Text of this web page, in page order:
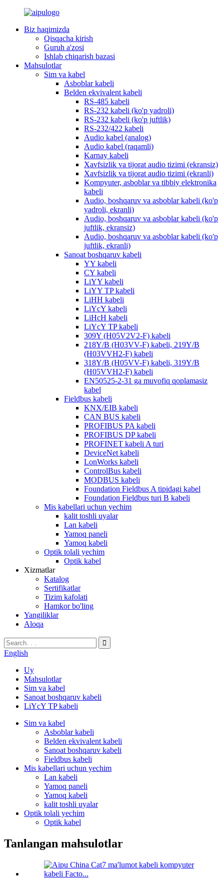
Biz haqimizda
Qisqacha kirish
Guruh a'zosi
Ishlab chiqarish bazasi
Mahsulotlar
Sim va kabel
Asboblar kabeli
Belden ekvivalent kabeli
RS-485 kabeli
RS-232 kabeli (ko'p yadroli)
RS-232 kabeli (ko'p juftlik)
RS-232/422 kabeli
Audio kabel (analog)
Audio kabel (raqamli)
Karnay kabeli
Xavfsizlik va tijorat audio tizimi (ekransiz)
Xavfsizlik va tijorat audio tizimi (ekranli)
Kompyuter, asboblar va tibbiy elektronika
kabeli
Audio, boshqaruv va asboblar kabeli (ko'p
yadroli, ekranli)
Audio, boshqaruv va asboblar kabeli (ko'p
juftlik, ekransiz)
Audio, boshqaruv va asboblar kabeli (ko'p
juftlik, ekranli)
Sanoat boshqaruv kabeli
YY kabeli
CY kabeli
LiYY kabeli
LiYY TP kabeli
LiHH kabeli
LiYcY kabeli
LiHcH kabeli
LiYcY TP kabeli
309Y (H05V2V2-F) kabeli
218Y/B (H03VV-F) kabeli, 219Y/B
(H03VVH2-F) kabeli
318Y/B (H05VV-F) kabeli, 319Y/B
(H05VVH2-F) kabeli
EN50525-2-31 ga muvofiq qoplamasiz
kabel
Fieldbus kabeli
KNX/EIB kabeli
CAN BUS kabeli
PROFIBUS PA kabeli
PROFIBUS DP kabeli
PROFINET kabeli A turi
DeviceNet kabeli
LonWorks kabeli
ControlBus kabeli
MODBUS kabeli
Foundation Fieldbus A tipidagi kabel
Foundation Fieldbus turi B kabeli
Mis kabellari uchun yechim
kalit toshli uyalar
Lan kabeli
Yamoq paneli
Yamoq kabeli
Optik tolali yechim
Optik kabel
Xizmatlar
Katalog
Sertifikatlar
Tizim kafolati
Hamkor bo'ling
Yangiliklar
Aloqa
English
Uy
Mahsulotlar
Sim va kabel
Sanoat boshqaruv kabeli
LiYcY TP kabeli
Sim va kabel
Asboblar kabeli
Belden ekvivalent kabeli
Sanoat boshqaruv kabeli
Fieldbus kabeli
Mis kabellari uchun yechim
Lan kabeli
Yamoq paneli
Yamoq kabeli
kalit toshli uyalar
Optik tolali yechim
Optik kabel
Tanlangan mahsulotlar